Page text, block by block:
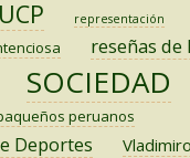
representación
reseñas
SOCIEDAD
peruanos
Deportes